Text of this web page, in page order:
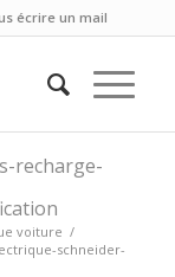
écrire un mail
recharge-
voiture /
schneider-